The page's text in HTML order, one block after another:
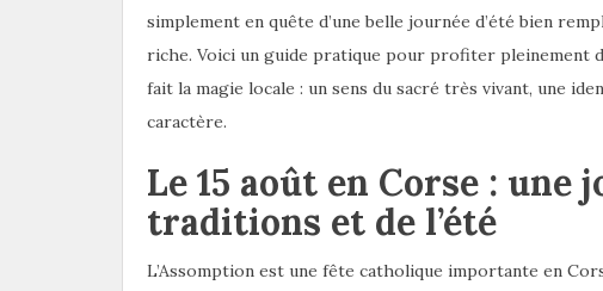
simplement en quête d’une belle journée d’été bien
riche. Voici un guide pratique pour profiter pleinement
fait la magie locale : un sens du sacré très vivant, une
caractère.
Le 15 août en Corse : une
traditions et de l’été
L’Assomption est une fête catholique importante en